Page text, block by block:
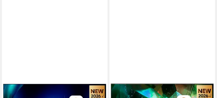
HISENSE HISENSE